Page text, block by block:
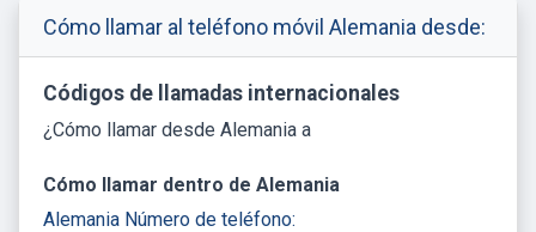
Cómo llamar al teléfono móvil Alemania desde:
Códigos de llamadas internacionales
¿Cómo llamar desde Alemania a
Cómo llamar dentro de Alemania
Alemania Número de teléfono: